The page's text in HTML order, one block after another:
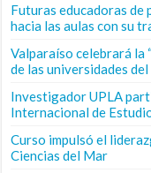
Futuras educadoras de
hacia las aulas con su
Valparaíso celebrará la
de las universidades del
Investigador UPLA
Internacional de
Curso impulsó el
Ciencias del Mar